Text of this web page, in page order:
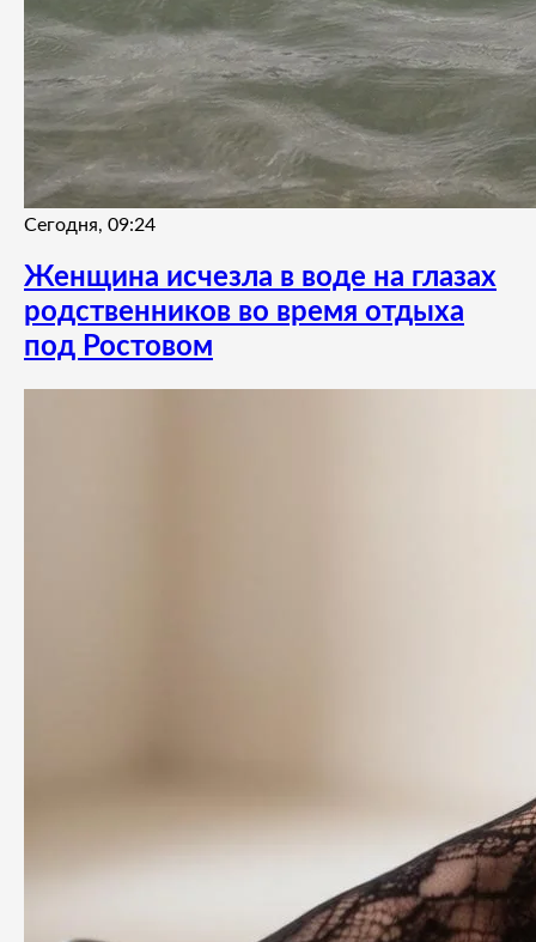
Сегодня, 09:24
Женщина исчезла в воде на глазах
родственников во время отдыха
под Ростовом